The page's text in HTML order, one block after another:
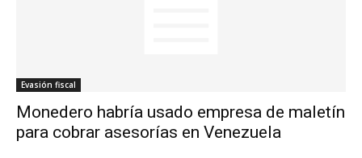
Evasión fiscal
Monedero habría usado empresa de maletín
para cobrar asesorías en Venezuela